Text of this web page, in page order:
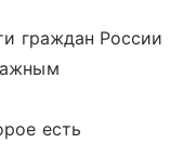
граждан России
есть